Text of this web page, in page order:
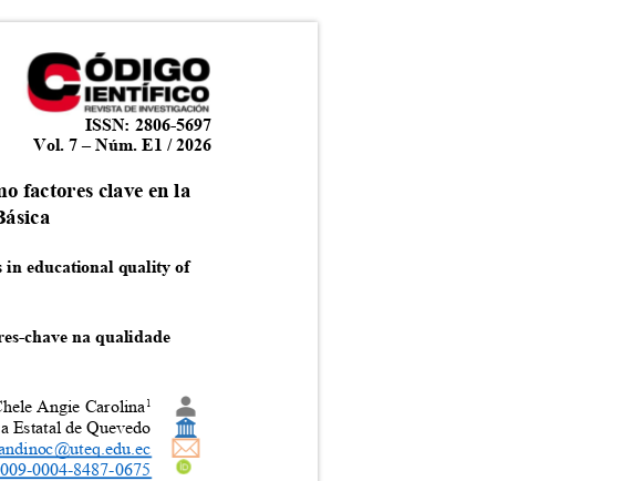
ISSN: 2806-5697
Vol. 7 – Núm. E1 / 2026
factores clave en la
in educational quality of
chave na qualidade
Angie Carolina1
Estatal de Quevedo
0004-8487-0675